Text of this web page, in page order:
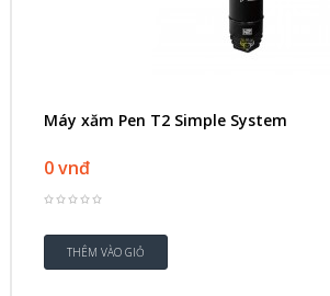
Máy xăm Pen T2 Simple System
0 vnđ